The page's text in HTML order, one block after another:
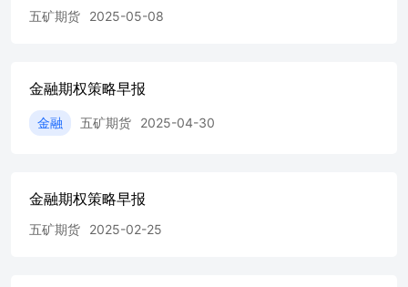
中证1000股指期权图表 数据来源：WIND、五矿期货期权事
业部 数据来源：WIND、五矿期货期权事业部 数据来源：
来源：WIND、五矿期货期权事业部 免责声明 五矿期货有
商品期货经纪、金融期货经纪、资产管理、期货交易咨询等
不负责。 本报告并不提供量身定制的交易建议。报告的撰
建议交易者应独立评估特定的交易和战略，并鼓励交易者征
五矿期货 2025-05-08
金融期权策略早报
金融 五矿期货 2025-04-30
金融期权策略早报
五矿期货 2025-02-25